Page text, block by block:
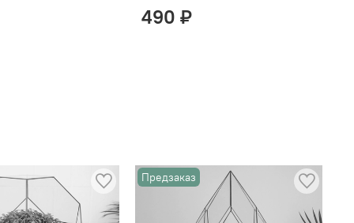
490 ₽
Предзаказ